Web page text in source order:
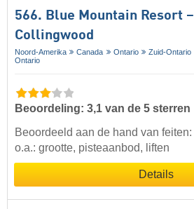
566. Blue Mountain Resort –
Collingwood
Noord-Amerika Canada Ontario Zuid-Ontario
Ontario
Beoordeling: 3,1 van de 5 sterren
Beoordeeld aan de hand van feiten:
o.a.: grootte, pisteaanbod, liften
Details